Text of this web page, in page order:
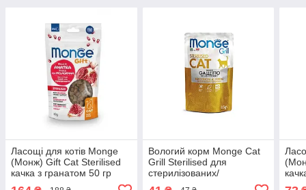
Ласощі для котів Monge
(Монж) Gift Cat Sterilised
качка з гранатом 50 гр
Вологий корм Monge Cat
Grill Sterilised для
стерилізованих/
кастрованих котів, курка